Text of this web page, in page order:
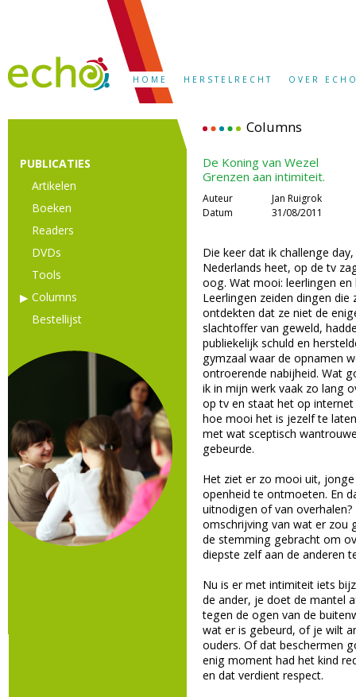
HOME HERSTELRECHT OVER
PUBLICATIES
Artikelen
Boeken
Readers
DVDs
Tools
Columns
Bestellijst
Columns
De Koning van Wezel
Grenzen aan intimiteit.
Auteur
Jan Ruigrok
Datum
31/08/2011
Die keer dat ik challenge
Nederlands heet, op de tv
oog. Wat mooi: leerlingen en
Leerlingen zeiden dingen
ontdekten dat ze niet de
slachtoffer van geweld,
publiekelijk schuld en
gymzaal waar de opnamen
ontroerende nabijheid. Wat
ik in mijn werk vaak zo lang
op tv en staat het op
hoe mooi het is jezelf te
met wat sceptisch
gebeurde.
Het ziet er zo mooi uit,
openheid te ontmoeten. En
uitnodigen of van
omschrijving van wat er zou
de stemming gebracht om
diepste zelf aan de anderen
Nu is er met intimiteit iets
de ander, je doet de mantel
tegen de ogen van de
wat er is gebeurd, of je wilt
ouders. Of dat beschermen
enig moment had het kind
en dat verdient respect.